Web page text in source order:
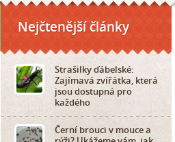
Nejčtenější články
Strašilky ďábelské:
Zajímavá zvířátka, která
jsou dostupná pro
každého
Černí brouci v mouce a